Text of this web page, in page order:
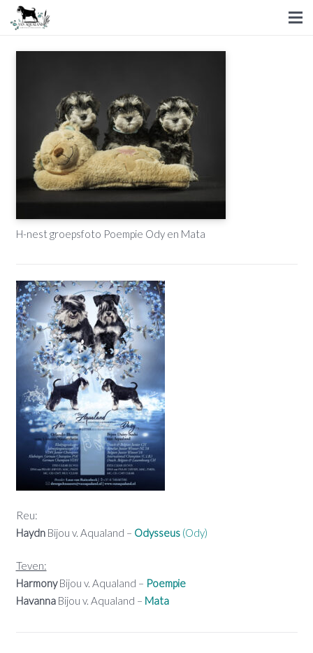
H-nest groepsfoto Poempie Ody en Mata
Reu:
HaydnBijou v. Aqualand – Odysseus(Ody)
Teven:
HarmonyBijou v. Aqualand – Poempie
HavannaBijou v. Aqualand – Mata